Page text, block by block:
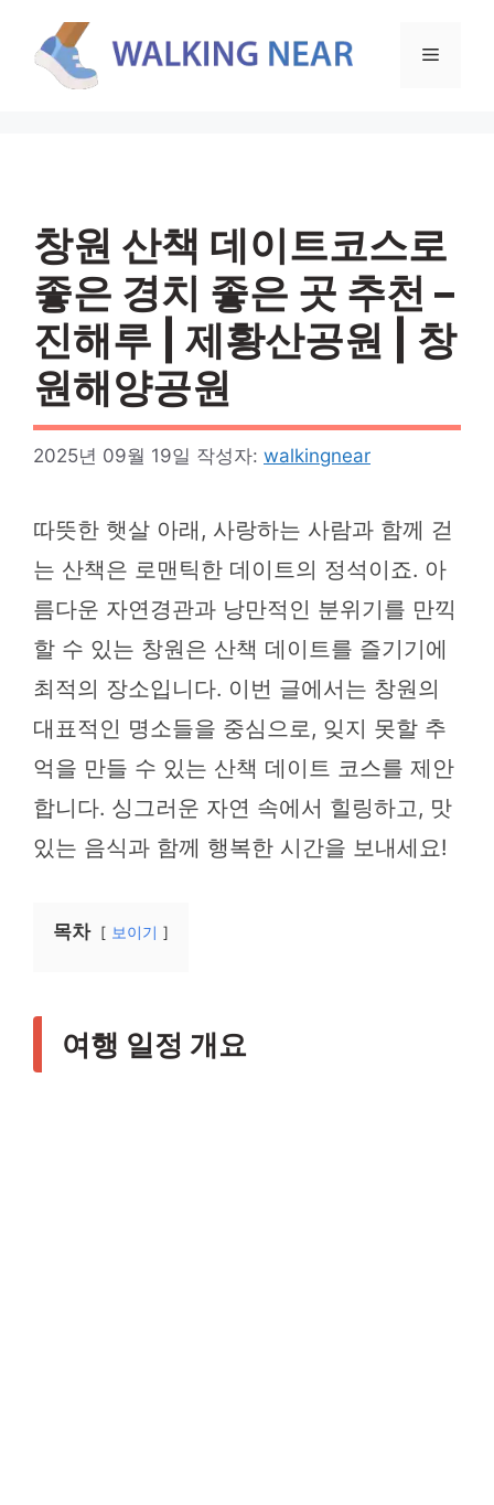
메
창원 산책 데이트코스로
좋은 경치 좋은 곳 추천 –
진해루 | 제황산공원 | 창
원해양공원
2025년 09월 19일 작성자: walkingnear
따뜻한 햇살 아래, 사랑하는 사람과 함께 걷
는 산책은 로맨틱한 데이트의 정석이죠. 아
름다운 자연경관과 낭만적인 분위기를 만끽
할 수 있는 창원은 산책 데이트를 즐기기에
최적의 장소입니다. 이번 글에서는 창원의
대표적인 명소들을 중심으로, 잊지 못할 추
억을 만들 수 있는 산책 데이트 코스를 제안
합니다. 싱그러운 자연 속에서 힐링하고, 맛
있는 음식과 함께 행복한 시간을 보내세요!
목차 보이기
여행 일정 개요